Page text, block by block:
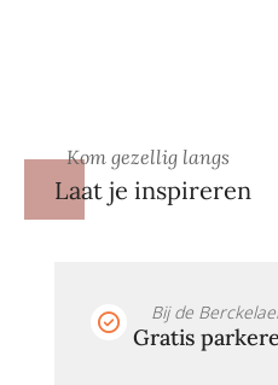
Kom gezellig langs
Laat je inspireren
Bij de
Gratis